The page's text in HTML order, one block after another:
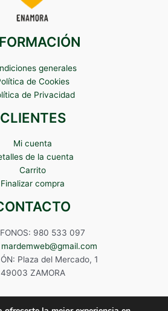
generales
de Cookies
de Privacidad
CLIENTES
Mi cuenta
de la cuenta
Carrito
Finalizar compra
980 533 097
mardemweb@gmail.com
Plaza del Mercado, 1
49003 ZAMORA